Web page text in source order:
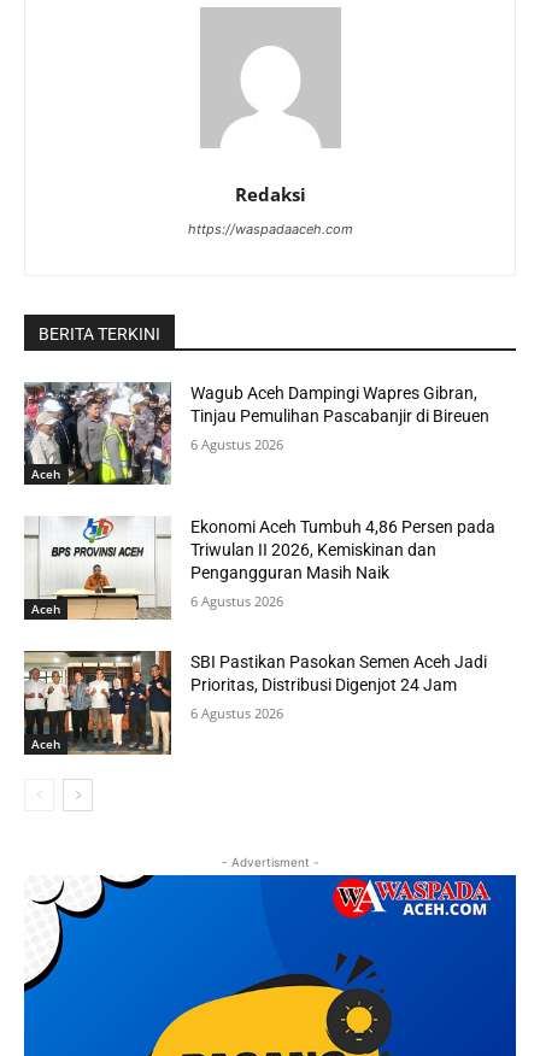
Redaksi
https://waspadaaceh.com
BERITA TERKINI
Aceh
Wagub Aceh Dampingi Wapres Gibran,
Tinjau Pemulihan Pascabanjir di Bireuen
6 Agustus 2026
Aceh
Ekonomi Aceh Tumbuh 4,86 Persen pada
Triwulan II 2026, Kemiskinan dan
Pengangguran Masih Naik
6 Agustus 2026
Aceh
SBI Pastikan Pasokan Semen Aceh Jadi
Prioritas, Distribusi Digenjot 24 Jam
6 Agustus 2026
- Advertisment -